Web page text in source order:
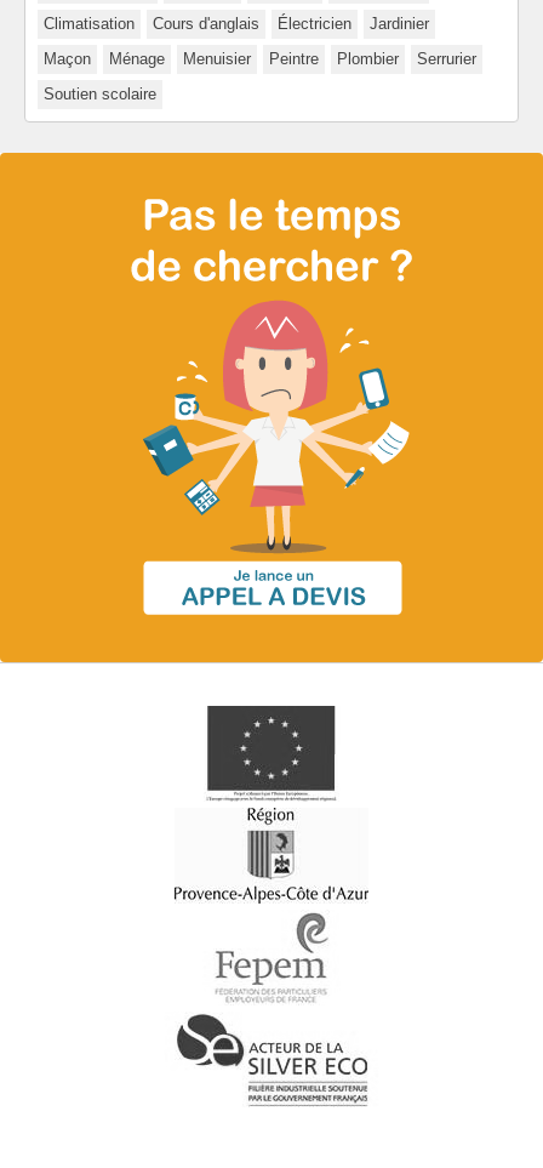
Climatisation
Cours d'anglais Électricien
Jardinier
Maçon
Ménage Menuisier Peintre Plombier
Serrurier
Soutien scolaire